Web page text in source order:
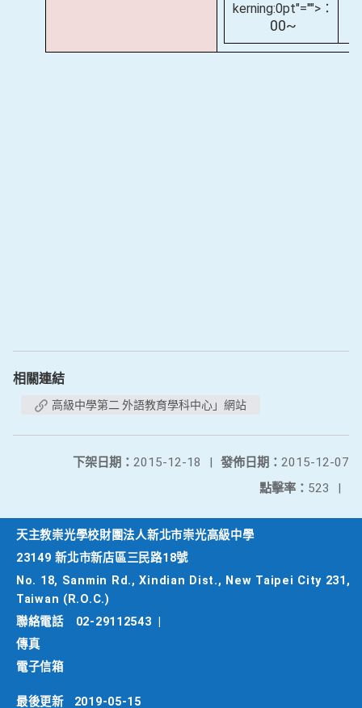
kerning:0pt"="">：
00~
相關連結
高級中學第二 外語教育學科中心」網站
發佈日期： 2015-12-07
下架日期： 2015-12-18
|
點擊率： 523 |
天主教崇光學校財團法人新北市崇光高級中學
23149 新北市新店區三民路18號
No. 18, Sanmin Rd., Xindian Dist., New Taipei City 231,
Taiwan (R.O.C.)
聯絡電話
02-29112543
傳真
電子信箱
最後更新 2019-05-15